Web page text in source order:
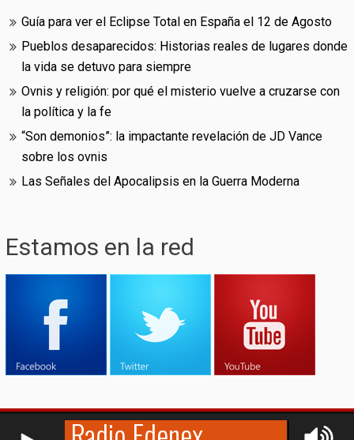
Guía para ver el Eclipse Total en España el 12 de Agosto
Pueblos desaparecidos: Historias reales de lugares donde
la vida se detuvo para siempre
Ovnis y religión: por qué el misterio vuelve a cruzarse con
la política y la fe
“Son demonios”: la impactante revelación de JD Vance
sobre los ovnis
Las Señales del Apocalipsis en la Guerra Moderna
Estamos en la red
RCAST.NET
© (2009-2026)Edenex